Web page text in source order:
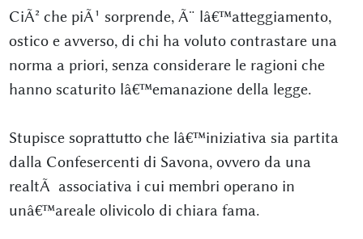
CiÃ² che piÃ¹ sorprende, Ã¨ lâ€™atteggiamento,
ostico e avverso, di chi ha voluto contrastare una
norma a priori, senza considerare le ragioni che
hanno scaturito lâ€™emanazione della legge.
Stupisce soprattutto che lâ€™iniziativa sia partita
dalla Confesercenti di Savona, ovvero da una
realtÃ associativa i cui membri operano in
unâ€™areale olivicolo di chiara fama.